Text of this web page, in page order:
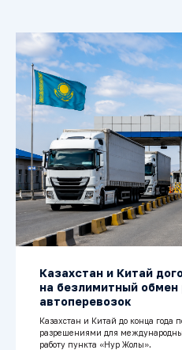
Казахстан и Китай
на безлимитный
автоперевозок
Казахстан и Китай до конца года
разрешениями для
работу пункта «Нур Жолы».